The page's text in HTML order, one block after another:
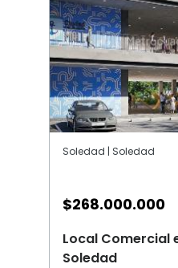
Soledad | Soledad
$268.000.000
Local Comercial
Soledad